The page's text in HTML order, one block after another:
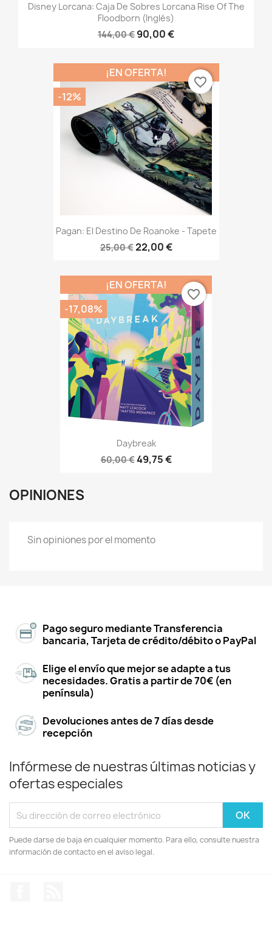
Disney Lorcana: Caja De Sobres Lorcana Rise Of The
Floodborn (inglés)
144,00 € 90,00 €
Pagan: El Destino De Roanoke - Tapete
25,00 €22,00 €
¡EN OFERTA!
-12%
favorite_border
Daybreak
60,00 €49,75 €
¡EN OFERTA!
-17,08%
favorite_border
OPINIONES
Sin opiniones por el momento
Pago seguro mediante Transferencia
bancaria, Tarjeta de crédito/débito o PayPal
Elige el envío que mejor se adapte a tus
necesidades. Gratis a partir de 70€ (en
península)
Devoluciones antes de 7 días desde
recepción
Infórmese de nuestras últimas noticias y
ofertas especiales
Puede darse de baja en cualquier momento. Para ello, consulte nuestra
información de contacto en el aviso legal.